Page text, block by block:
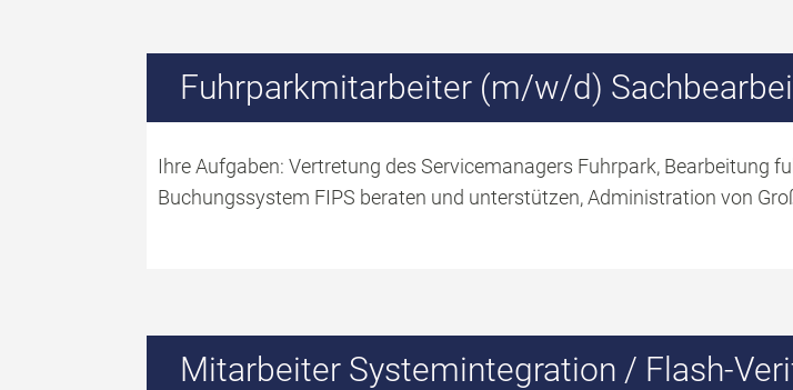
Fuhrparkmitarbeiter (m/w/d)
Ihre Aufgaben: Vertretung des Servicemanagers Fuhrpark, Bearbeitung
Buchungssystem FIPS beraten und unterstützen, Administration von
Mitarbeiter Systemintegration / Flash-